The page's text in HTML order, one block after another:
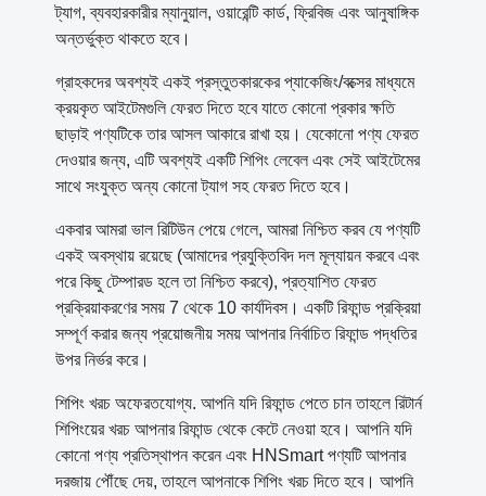
ট্যাগ, ব্যবহারকারীর ম্যানুয়াল, ওয়ারেন্টি কার্ড, ফ্রিবিজ এবং আনুষাঙ্গিক
অন্তর্ভুক্ত থাকতে হবে।
গ্রাহকদের অবশ্যই একই প্রস্তুতকারকের প্যাকেজিং/বক্সের মাধ্যমে
ক্রয়কৃত আইটেমগুলি ফেরত দিতে হবে যাতে কোনো প্রকার ক্ষতি
ছাড়াই পণ্যটিকে তার আসল আকারে রাখা হয়। যেকোনো পণ্য ফেরত
দেওয়ার জন্য, এটি অবশ্যই একটি শিপিং লেবেল এবং সেই আইটেমের
সাথে সংযুক্ত অন্য কোনো ট্যাগ সহ ফেরত দিতে হবে।
একবার আমরা ভাল রিটিউন পেয়ে গেলে, আমরা নিশ্চিত করব যে পণ্যটি
একই অবস্থায় রয়েছে (আমাদের প্রযুক্তিবিদ দল মূল্যায়ন করবে এবং
পরে কিছু টেম্পারড হলে তা নিশ্চিত করবে), প্রত্যাশিত ফেরত
প্রক্রিয়াকরণের সময় 7 থেকে 10 কার্যদিবস। একটি রিফান্ড প্রক্রিয়া
সম্পূর্ণ করার জন্য প্রয়োজনীয় সময় আপনার নির্বাচিত রিফান্ড পদ্ধতির
উপর নির্ভর করে।
শিপিং খরচ অফেরতযোগ্য. আপনি যদি রিফান্ড পেতে চান তাহলে রিটার্ন
শিপিংয়ের খরচ আপনার রিফান্ড থেকে কেটে নেওয়া হবে। আপনি যদি
কোনো পণ্য প্রতিস্থাপন করেন এবং HNSmart পণ্যটি আপনার
দরজায় পৌঁছে দেয়, তাহলে আপনাকে শিপিং খরচ দিতে হবে। আপনি